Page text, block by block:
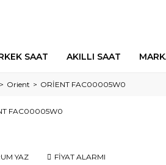
SAAT AKILLI SAAT
Orient ORİENT FAC00005W0
YAZ FİYAT ALARMI